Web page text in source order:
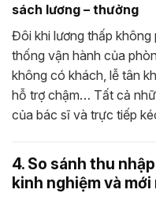
sách lương – thưởng
Đôi khi lương thấp không
thống vận hành của
không có khách, lễ tân
hỗ trợ chậm… Tất cả
của bác sĩ và trực tiếp
4. So sánh thu
kinh nghiệm và